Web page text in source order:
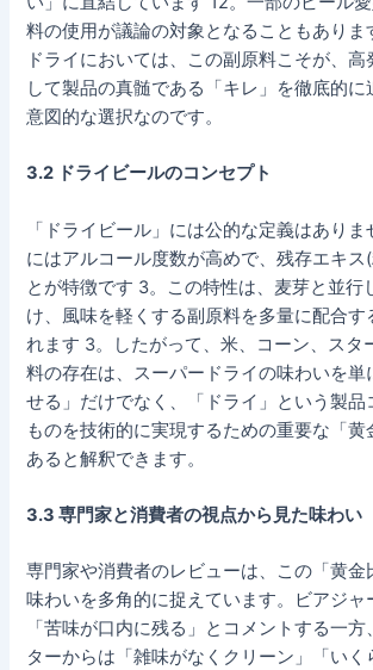
料の使用が議論の対象となることもありま
ドライにおいては、この副原料こそが、
して製品の真髄である「キレ」を徹底的
意図的な選択なのです。
3.2 ドライビールのコンセプト
「ドライビール」には公的な定義はあり
にはアルコール度数が高めで、残存エキス
とが特徴です 3。この特性は、麦芽と並行
け、風味を軽くする副原料を多量に配合す
れます 3。したがって、米、コーン、スタ
料の存在は、スーパードライの味わいを単
せる」だけでなく、「ドライ」という製品
ものを技術的に実現するための重要な「
あると解釈できます。
3.3 専門家と消費者の視点から見た味わい
専門家や消費者のレビューは、この「黄金
味わいを多角的に捉えています。ビアジャ
「苦味が口内に残る」とコメントする一
ターからは「雑味がなくクリーン」「いく